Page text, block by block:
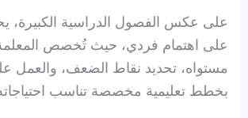
على عكس الفصول الدراسية الكبيرة،
على اهتمام فردي، حيث تُخصص المعلمة
مستواه، تحديد نقاط الضعف، والعمل
بخطط تعليمية مخصصة تناسب